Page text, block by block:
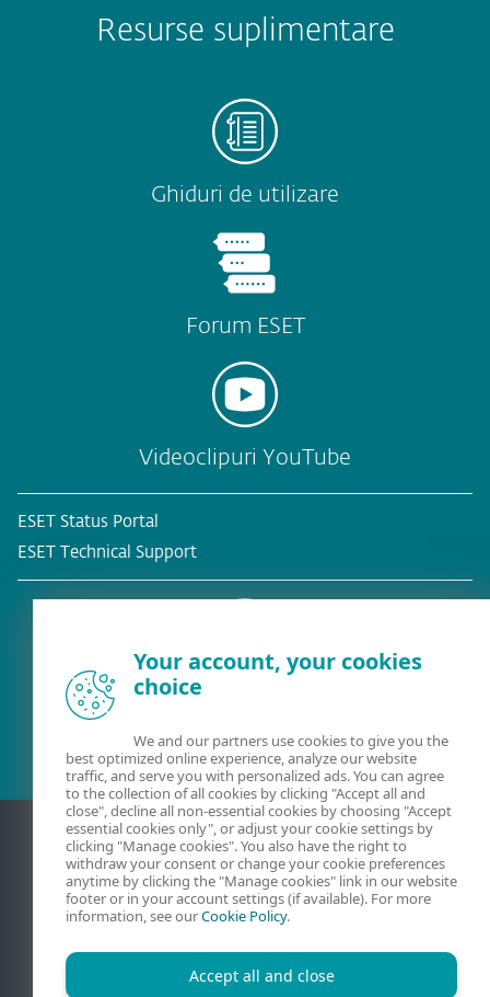
Resurse suplimentare
Ghiduri de utilizare
Forum ESET
Videoclipuri YouTube
ESET Status Portal
ESET Technical Support
Client existent?
Your account, your cookies
choice
We and our partners use cookies to give you the
best optimized online experience, analyze our website
traffic, and serve you with personalized ads. You can agree
to the collection of all cookies by clicking "Accept all and
close", decline all non-essential cookies by choosing "Accept
essential cookies only", or adjust your cookie settings by
clicking "Manage cookies". You also have the right to
withdraw your consent or change your cookie preferences
anytime by clicking the "Manage cookies" link in our website
footer or in your account settings (if available). For more
information, see ourCookie Policy.
Accept all and close